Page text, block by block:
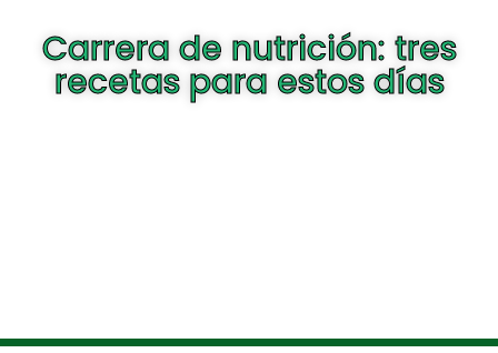
Carrera de nutrición: tres
recetas para estos días